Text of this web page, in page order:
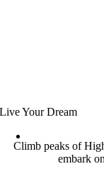
Live Your Dream
Climb peaks of
embark